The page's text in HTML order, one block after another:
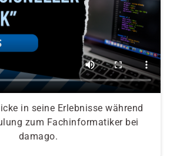
in seine Erlebnisse während
zum Fachinformatiker bei
damago.